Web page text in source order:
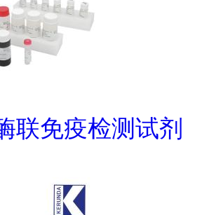
联免疫检测试剂